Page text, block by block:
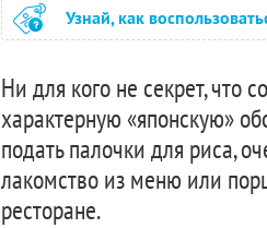
Узнай, как
Ни для кого не секрет, что
характерную «японскую»
подать палочки для риса,
лакомство из меню или
ресторане.